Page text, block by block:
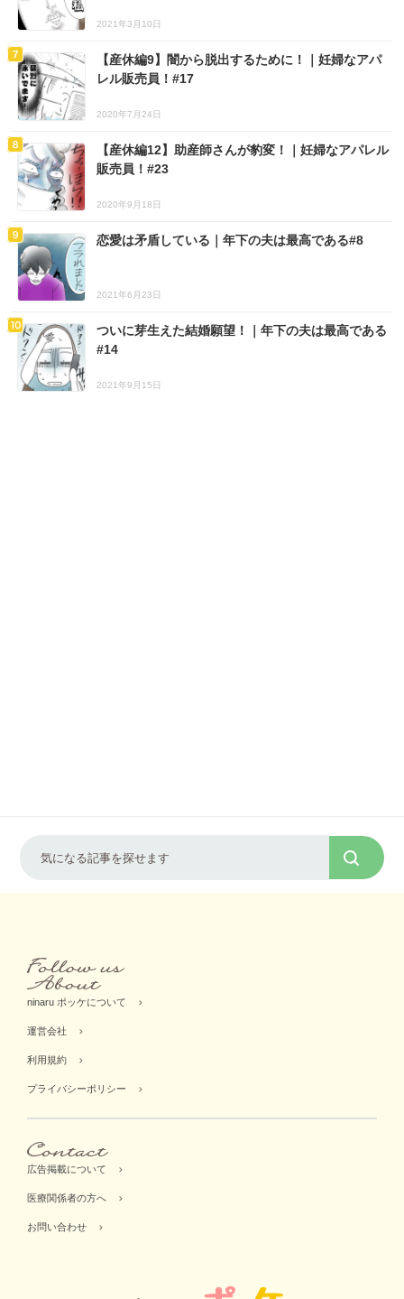
2021年3月10日
【産休編9】闇から脱出するために！｜妊婦なアパ
レル販売員！#17
2020年7月24日
【産休編12】助産師さんが豹変！｜妊婦なアパレル
販売員！#23
2020年9月18日
恋愛は矛盾している｜年下の夫は最高である#8
2021年6月23日
ついに芽生えた結婚願望！｜年下の夫は最高である
#14
2021年9月15日
ninaru ポッケについて
運営会社
利用規約
プライバシーポリシー
広告掲載について
医療関係者の方へ
お問い合わせ